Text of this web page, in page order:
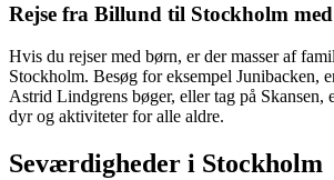
Rejse fra Billund til Stockholm
Hvis du rejser med børn, er der masser af
Stockholm. Besøg for eksempel Junibacken,
Astrid Lindgrens bøger, eller tag på Skansen,
dyr og aktiviteter for alle aldre.
Seværdigheder i Stockholm